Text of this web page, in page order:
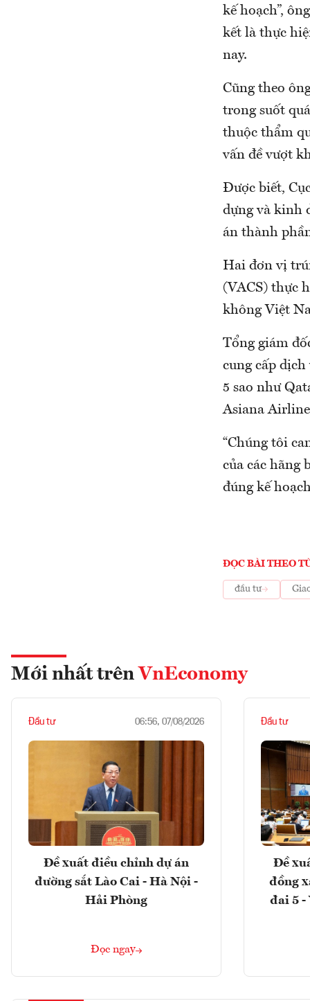
kế hoạch”,
kết là thực
nay.
Cũng theo
trong suốt
thuộc thẩm
vấn đề vượt
Được biết,
dựng và kinh
án thành
Hai đơn vị
(VACS) thực
không Việt
Tổng giám
cung cấp
5 sao như
Asiana
“Chúng tôi
của các hãng
đúng kế
ĐỌC BÀI THEO
đầu tư
Mới nhất trên VnEconomy
Đầu tư 06:56, 07/08/2026
Đề xuất điều chỉnh dự án
đường sắt Lào Cai - Hà Nội -
Hải Phòng
Đọc ngay
Đầu tư
Đề
đồng
đai 5 -